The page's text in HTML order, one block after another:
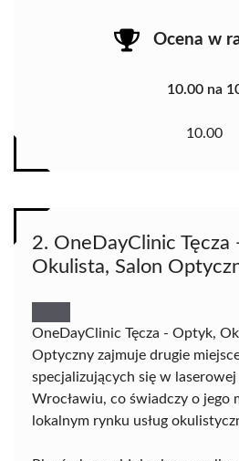
Ocena w
10.00 na
10.00
2. OneDayClinic Tęcza
Okulista, Salon
OneDayClinic Tęcza - Optyk,
Optyczny zajmuje drugie
specjalizujących się w
Wrocławiu, co świadczy o jego
lokalnym rynku usług